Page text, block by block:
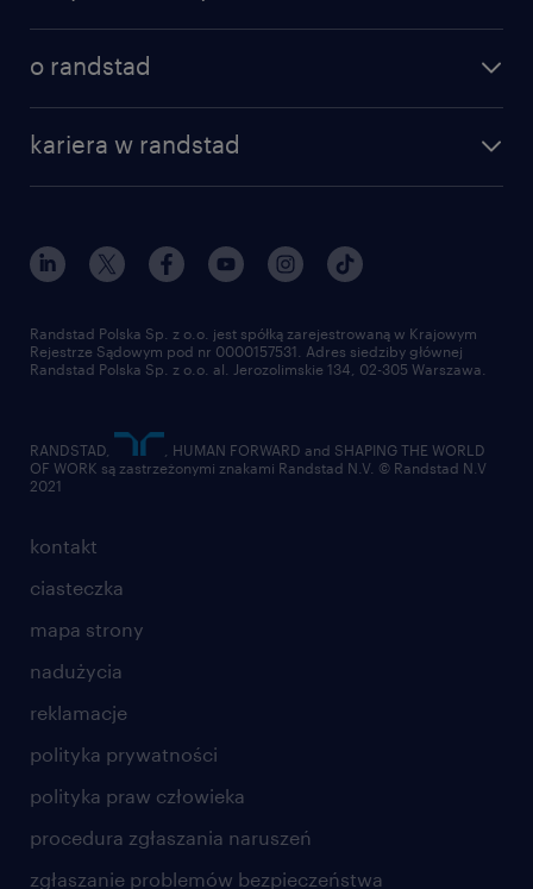
o randstad
kariera w randstad
kontakt
ciasteczka
mapa strony
nadużycia
reklamacje
polityka prywatności
polityka praw człowieka
procedura zgłaszania naruszeń
zgłaszanie problemów bezpieczeństwa
Randstad Polska Sp. z o.o. jest spółką zarejestrowaną w Krajowym
Rejestrze Sądowym pod nr 0000157531. Adres siedziby głównej
Randstad Polska Sp. z o.o. al. Jerozolimskie 134, 02-305 Warszawa.
RANDSTAD,
, HUMAN FORWARD and SHAPING THE WORLD
OF WORK są zastrzeżonymi znakami Randstad N.V. © Randstad N.V
2021